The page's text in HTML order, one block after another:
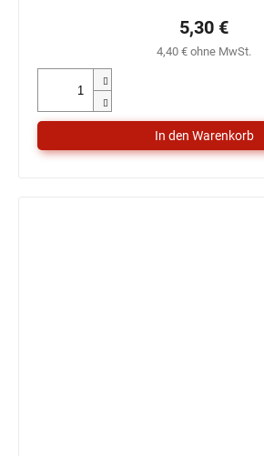
4,40 € ohne MwSt.
5,30 €